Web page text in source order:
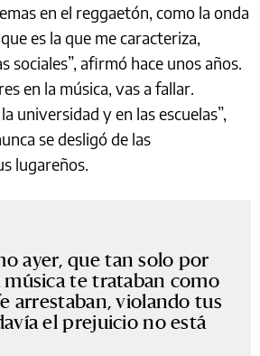
en el reggaetón, como la onda
es la que me caracteriza,
sociales”, afirmó hace unos años.
en la música, vas a fallar.
universidad y en las escuelas”,
se desligó de las
lugareños.
ayer, que tan solo por
música te trataban como
arrestaban, violando tus
el prejuicio no está